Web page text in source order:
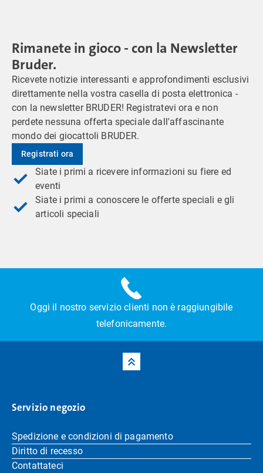
Rimanete in gioco - con la Newsletter
Bruder.
Ricevete notizie interessanti e approfondimenti esclusivi
direttamente nella vostra casella di posta elettronica -
con la newsletter BRUDER! Registratevi ora e non
perdete nessuna offerta speciale dall'affascinante
mondo dei giocattoli BRUDER.
Registrati ora
Siate i primi a ricevere informazioni su fiere ed
eventi
Siate i primi a conoscere le offerte speciali e gli
articoli speciali
Oggi il nostro servizio clienti non è raggiungibile
telefonicamente.
Servizio negozio
Spedizione e condizioni di pagamento
Diritto di recesso
Contattateci